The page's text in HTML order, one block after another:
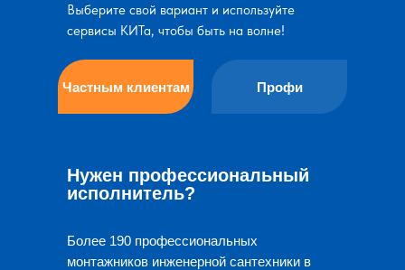
Выберите свой вариант и используйте
сервисы КИТа, чтобы быть на волне!
Профи
Частным клиентам
Нужен профессиональный
исполнитель?
Более 190 профессиональных
монтажников инженерной сантехники в